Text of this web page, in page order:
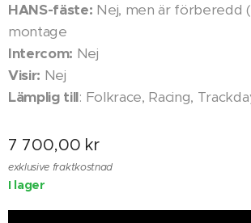
HANS-fäste: Nej, men är förberedd
montage
Intercom: Nej
Visir: Nej
Lämplig till: Folkrace, Racing,
7 700,00 kr
exklusive fraktkostnad
I lager